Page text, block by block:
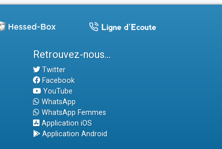
Retrouvez-nous...
Twitter
Facebook
YouTube
WhatsApp
WhatsApp Femmes
Application iOS
Application Android